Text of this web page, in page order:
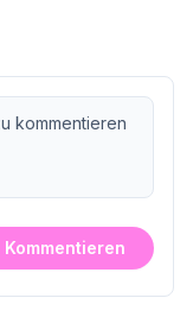
Kommentieren